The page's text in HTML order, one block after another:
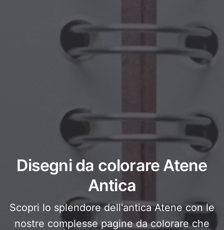
Disegni da colorare Atene
Antica
Scopri lo splendore dell'antica Atene con le
nostre complesse pagine da colorare che